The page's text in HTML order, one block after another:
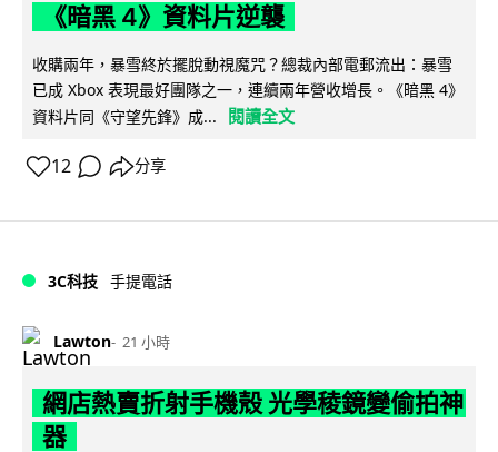
《暗黑 4》資料片逆襲
收購兩年，暴雪終於擺脫動視魔咒？總裁內部電郵流出：暴雪
已成 Xbox 表現最好團隊之一，連續兩年營收增長。《暗黑 4》
資料片同《守望先鋒》成...
閱讀全文
12 分享
3C科技 手提電話
Lawton 21 小時
網店熱賣折射手機殼 光學稜鏡變偷拍神
器